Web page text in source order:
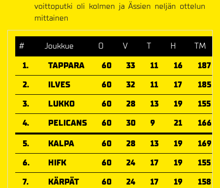
voittoputki oli kolmen ja Ässien neljän ottelun
mittainen
# Joukkue O V T H
TM
1.
TAPPARA 60 33 11 16
187
2.
ILVES 60 32 11 17
185
3.
LUKKO 60 28 13 19
155
4.
PELICANS 60 30 9 21
166
5.
KALPA 60 28 13 19
169
6.
HIFK 60 24 17 19
155
7.
KÄRPÄT 60 24 17 19
158